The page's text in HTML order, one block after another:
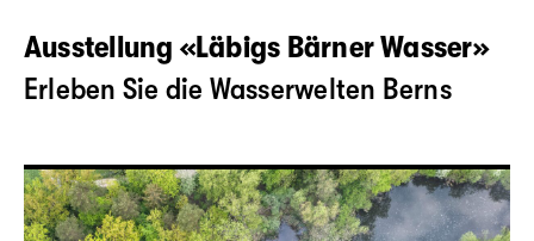
Ausstellung «Läbigs Bärner Wasser»
Erleben Sie die Wasserwelten Berns